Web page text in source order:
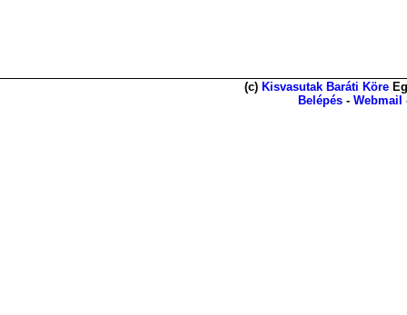
(c) Kisvasutak Baráti Köre
Belépés - Webmail